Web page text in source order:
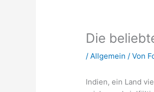
Die
/Allgemein / Von
Indien, ein Land